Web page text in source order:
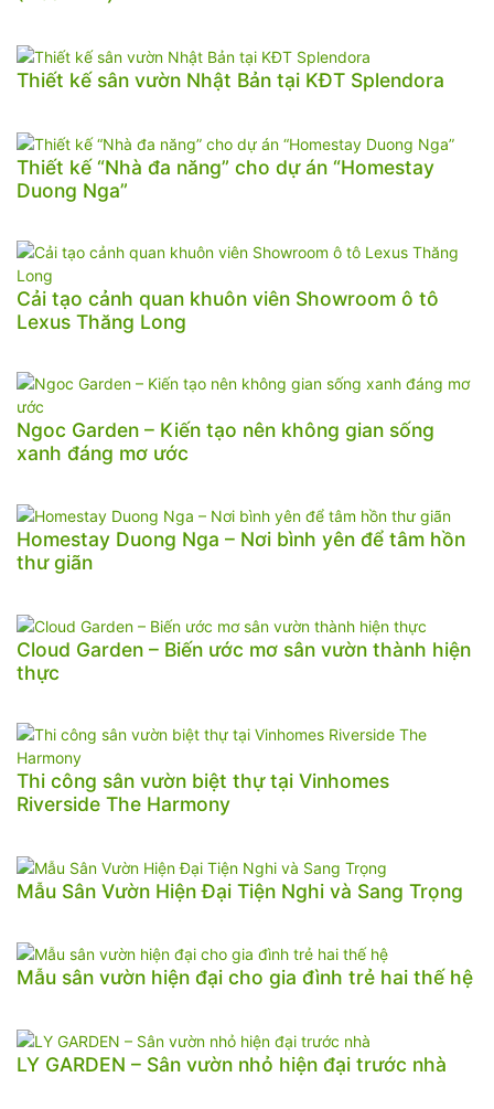
Thiết kế sân vườn Nhật Bản tại KĐT Splendora
Thiết kế “Nhà đa năng” cho dự án “Homestay
Duong Nga”
Cải tạo cảnh quan khuôn viên Showroom ô tô
Lexus Thăng Long
Ngoc Garden – Kiến tạo nên không gian sống
xanh đáng mơ ước
Homestay Duong Nga – Nơi bình yên để tâm hồn
thư giãn
Cloud Garden – Biến ước mơ sân vườn thành hiện
thực
Thi công sân vườn biệt thự tại Vinhomes
Riverside The Harmony
Mẫu Sân Vườn Hiện Đại Tiện Nghi và Sang Trọng
Mẫu sân vườn hiện đại cho gia đình trẻ hai thế hệ
LY GARDEN – Sân vườn nhỏ hiện đại trước nhà